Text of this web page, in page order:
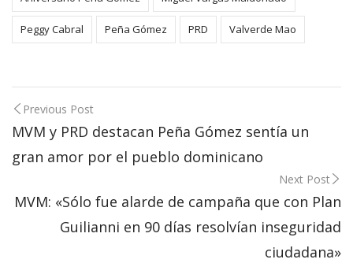
Peggy Cabral Peña Gómez PRD Valverde Mao
Post
navigation
Previous Post
MVM y PRD destacan Peña Gómez sentía un
gran amor por el pueblo dominicano
Next Post
MVM: «Sólo fue alarde de campaña que con Plan
Guilianni en 90 días resolvían inseguridad
ciudadana»